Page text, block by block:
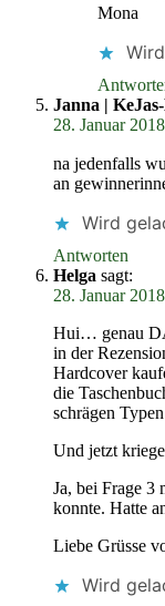
Mona
Janna |
28. Januar
na jedenfalls
an
Wird
Antworten
Helga sagt:
28. Januar
Hui… genau
in der
Hardcover
die
schrägen
Und jetzt
Ja, bei Frage 3
konnte. Hatte
Liebe Grüsse
Wird